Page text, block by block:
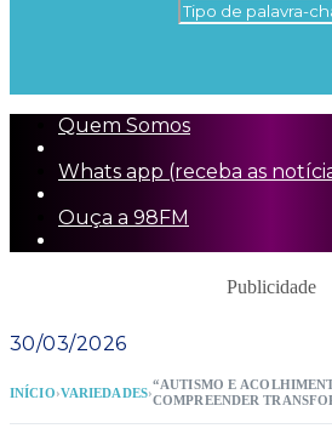
Quem Somos
Whats app (receba as
Ouça a 98FM
Publicidade
30/03/2026
INÍCIO›VARIEDADES›
“AUTISMO E
COMPREENDER